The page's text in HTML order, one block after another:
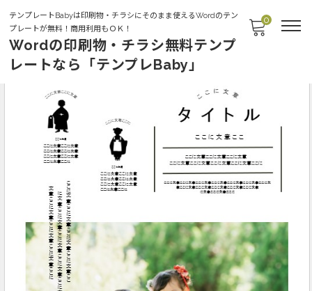
テンプレートBabyは印刷物・チラシにそのまま使えるWordのテン
プレートが無料！商用利用もＯＫ！
Wordの印刷物・チラシ無料テンプ
レートなら「テンプレBaby」
0